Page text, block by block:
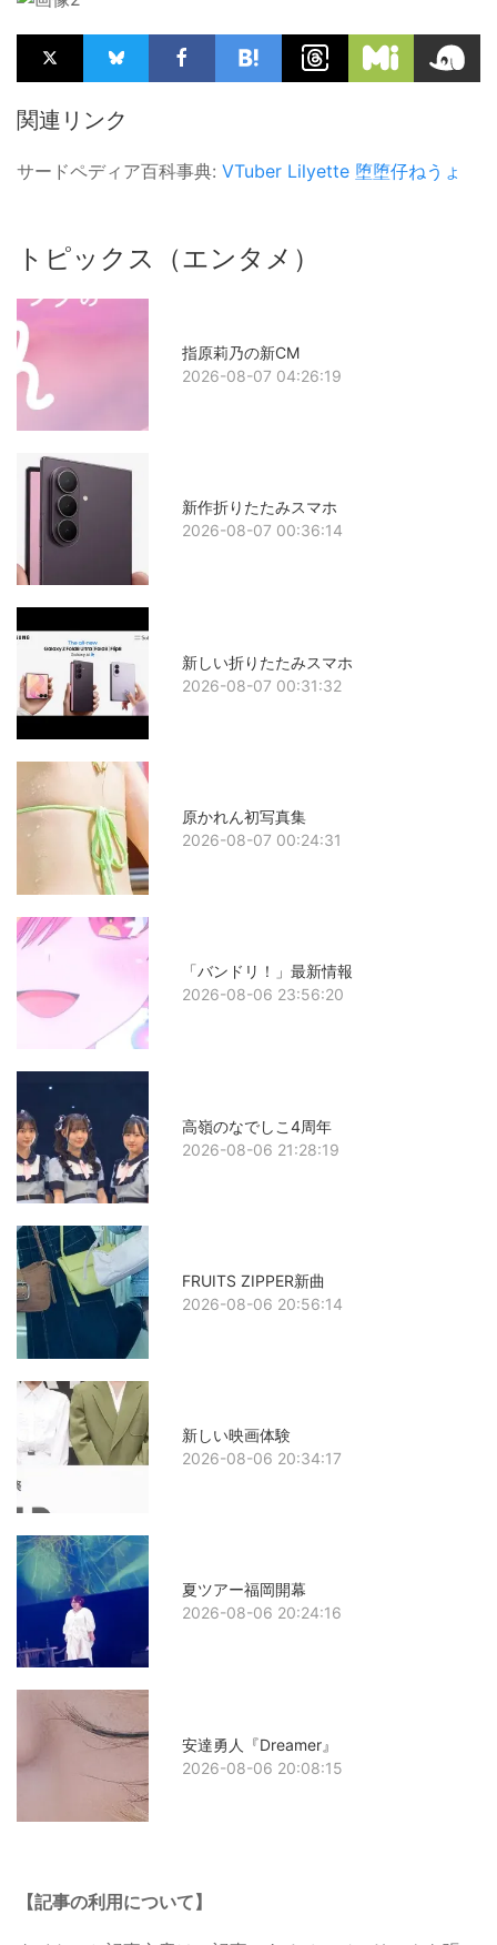
関連リンク
サードペディア百科事典: VTuber Lilyette 堕堕仔ねうょ
トピックス（エンタメ）
指原莉乃の新CM
2026-08-07 04:26:19
新作折りたたみスマホ
2026-08-07 00:36:14
新しい折りたたみスマホ
2026-08-07 00:31:32
原かれん初写真集
2026-08-07 00:24:31
「バンドリ！」最新情報
2026-08-06 23:56:20
高嶺のなでしこ4周年
2026-08-06 21:28:19
FRUITS ZIPPER新曲
2026-08-06 20:56:14
新しい映画体験
2026-08-06 20:34:17
夏ツアー福岡開幕
2026-08-06 20:24:16
安達勇人『Dreamer』
2026-08-06 20:08:15
【記事の利用について】